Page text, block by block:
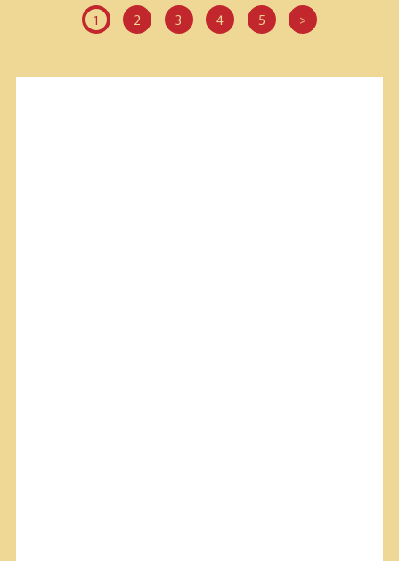
1 2 3 4 5 >